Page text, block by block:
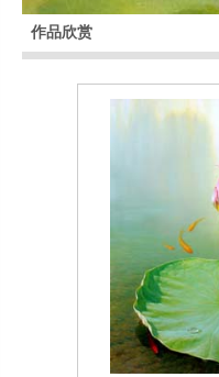
作品欣赏